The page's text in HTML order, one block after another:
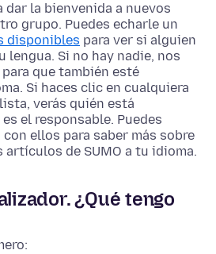
dar la bienvenida a nuevos
grupo. Puedes echarle un
disponibles para ver si alguien
lengua. Si no hay nadie, nos
que también esté
Si haces clic en cualquiera
verás quién está
el responsable. Puedes
ellos para saber más sobre
de SUMO a tu idioma.
¿Qué tengo